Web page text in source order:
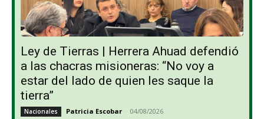
Ley de Tierras | Herrera Ahuad defendió
a las chacras misioneras: “No voy a
estar del lado de quien les saque la
tierra”
Nacionales Patricia Escobar - 04/08/2026